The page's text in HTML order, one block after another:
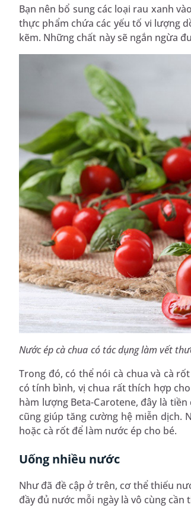
Bạn nên bổ sung các loại rau xanh
thực phẩm chứa các yếu tố vi lượng
kẽm. Những chất này sẽ ngắn ngừa
Nước ép cà chua có tác dụng làm vết
Trong đó, có thể nói cà chua và cà
có tính bình, vị chua rất thích hợp
hàm lượng Beta-Carotene, đây là
cũng giúp tăng cường hệ miễn dịch.
hoặc cà rốt để làm nước ép cho bé.
Uống nhiều nước
Như đã đề cập ở trên, cơ thể thiếu
đầy đủ nước mỗi ngày là vô cùng